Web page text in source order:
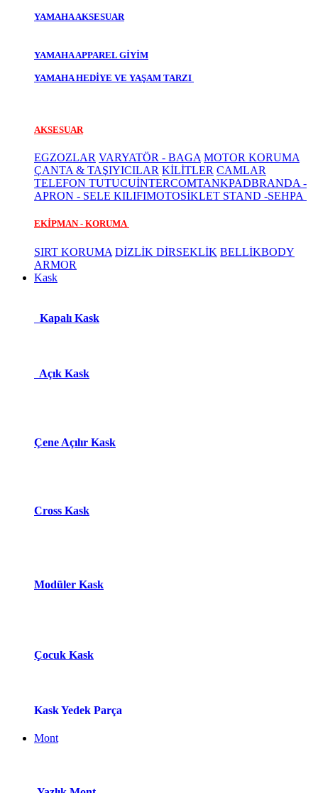
YAMAHA AKSESUAR
YAMAHA APPAREL GİYİM
YAMAHA HEDİYE VE YAŞAM TARZI
AKSESUAR
EGZOZLAR VARYATÖR - BAGA MOTOR KORUMA
ÇANTA & TAŞIYICILAR KİLİTLER CAMLAR
TELEFON TUTUCUİNTERCOMTANKPADBRANDA -
APRON - SELE KILIFIMOTOSİKLET STAND -SEHPA
EKİPMAN - KORUMA
SIRT KORUMA DİZLİK DİRSEKLİK BELLİKBODY
ARMOR
Kask
Kapalı Kask
Açık Kask
Çene Açılır Kask
Cross Kask
Modüle​r Ka​s​k
Çocuk Kask
Kask Yedek Parça
Mont